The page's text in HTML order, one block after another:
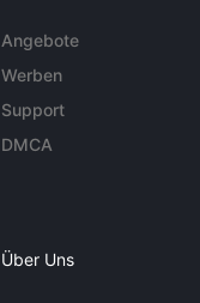
Angebote
Werben
Support
DMCA
Über Uns